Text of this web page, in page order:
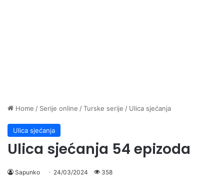
Home / Serije online /Turske serije / Ulica sjećanja
Ulica sjećanja
Ulica sjećanja 54 epizoda
Sapunko 24/03/2024 358